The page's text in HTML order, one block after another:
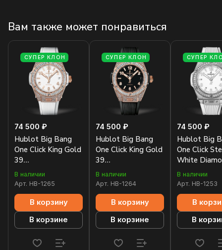
Вам также может понравиться
СУПЕР КЛОН
74 500 ₽
Hublot Big Bang
One Click King Gold
39
465.OE.2080.RW.0904
В наличии
Арт. HB-1265
В корзину
В корзине
СУПЕР КЛОН
74 500 ₽
Hublot Big Bang
One Click King Gold
39
465.OX.1180.RX.0904
В наличии
Арт. HB-1264
В корзину
В корзине
СУПЕР
74 500 ₽
Hublot Big
One Click
White
В наличии
Арт. HB-1253
В
В